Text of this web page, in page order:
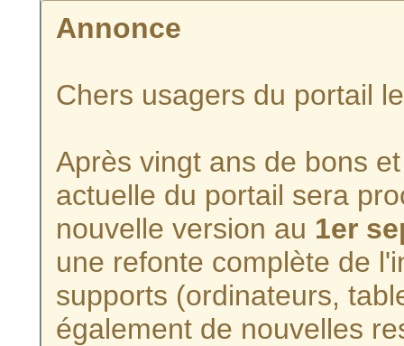
Annonce
Chers usagers du portail
Après vingt ans de bons
actuelle du portail sera
nouvelle version au 1er
une refonte complète de
supports (ordinateurs,
également de nouvelles